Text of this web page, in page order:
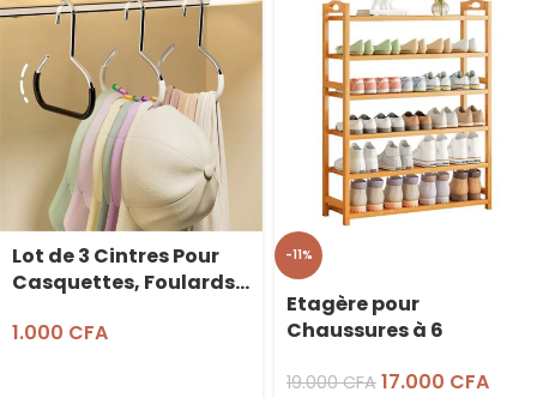
Lot de 3 Cintres Pour
Casquettes, Foulards…
1.000 CFA
-11%
Etagère pour
Chaussures à 6
(30 Paires)
19.000CFA 17.000 CFA